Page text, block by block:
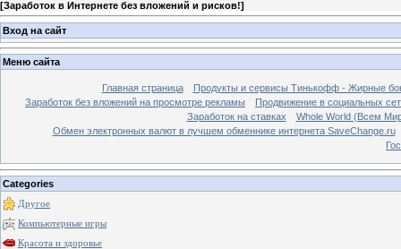
[Заработок в Интернете без вложений и рисков!]
Вход на сайт
Меню сайта
Главная страница
Продукты и сервисы Тинькофф - Жирные
Заработок без вложений на просмотре рекламы
Продвижение в социальных
Заработок на ставках
Whole World (Всем
Обмен электронных валют в лучшем обменнике интернета SaveChange.ru
Categories
Другое
Компьютерные игры
Красота и здоровье